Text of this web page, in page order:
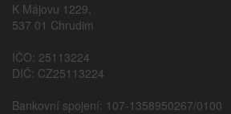
K Májovu 1229,
537 01 Chrudim
IČO: 25113224
DIČ: CZ25113224
Bankovní spojení: 107-1358950267/0100